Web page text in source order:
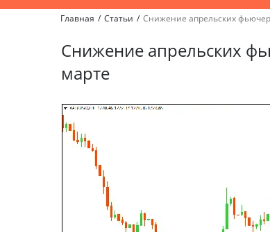
Главная Статьи Снижение апрельских
Снижение апрельских
марте